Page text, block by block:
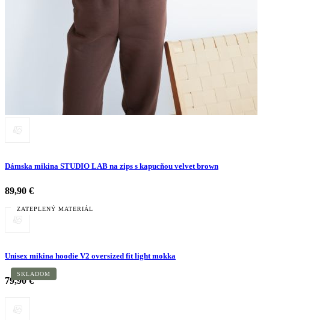
Dámska mikina STUDIO LAB na zips s kapucňou velvet brown
89,90 €
ZATEPLENÝ MATERIÁL
SKLADOM
Unisex mikina hoodie V2 oversized fit light mokka
79,90 €